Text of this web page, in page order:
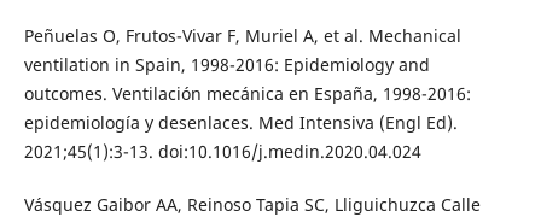
Peñuelas O, Frutos-Vivar F, Muriel A, et al. Mechanical
ventilation in Spain, 1998-2016: Epidemiology and
outcomes. Ventilación mecánica en España, 1998-2016:
epidemiología y desenlaces. Med Intensiva (Engl Ed).
2021;45(1):3-13. doi:10.1016/j.medin.2020.04.024
Vásquez Gaibor AA, Reinoso Tapia SC, Lliguichuzca Calle